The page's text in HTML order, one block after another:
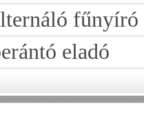
fűnyíró
eladó